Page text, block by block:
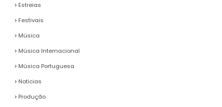
Estreias
Festivais
Música
Música Internacional
Música Portuguesa
Noticias
Produção